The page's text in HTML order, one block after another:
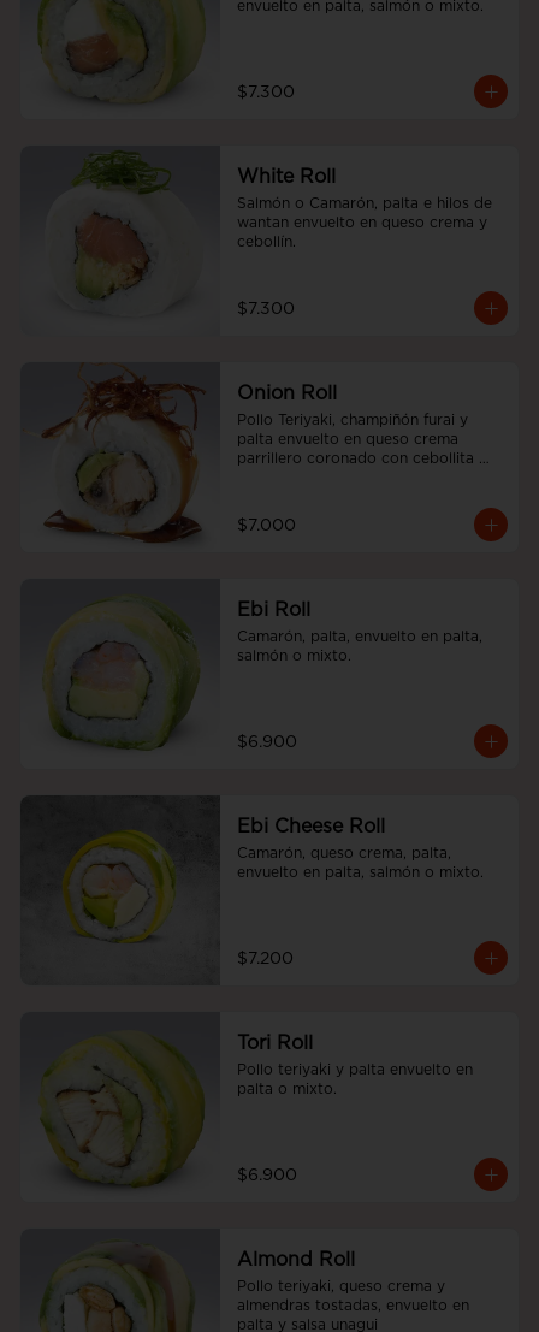
envuelto en palta, salmón o mixto.
$7.300
White Roll
Salmón o Camarón, palta e hilos de
wantan envuelto en queso crema y
cebollín.
$7.300
Onion Roll
Pollo Teriyaki, champiñón furai y
palta envuelto en queso crema
parrillero coronado con cebollita
$7.000
Ebi Roll
Camarón, palta, envuelto en palta,
salmón o mixto.
$6.900
Ebi Cheese Roll
Camarón, queso crema, palta,
envuelto en palta, salmón o mixto.
$7.200
Tori Roll
Pollo teriyaki y palta envuelto en
palta o mixto.
$6.900
Almond Roll
Pollo teriyaki, queso crema y
almendras tostadas, envuelto en
palta y salsa unagui